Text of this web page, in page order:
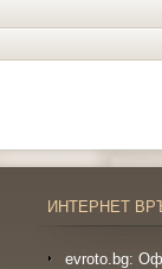
ИНТЕРНЕТ
evroto.bg: